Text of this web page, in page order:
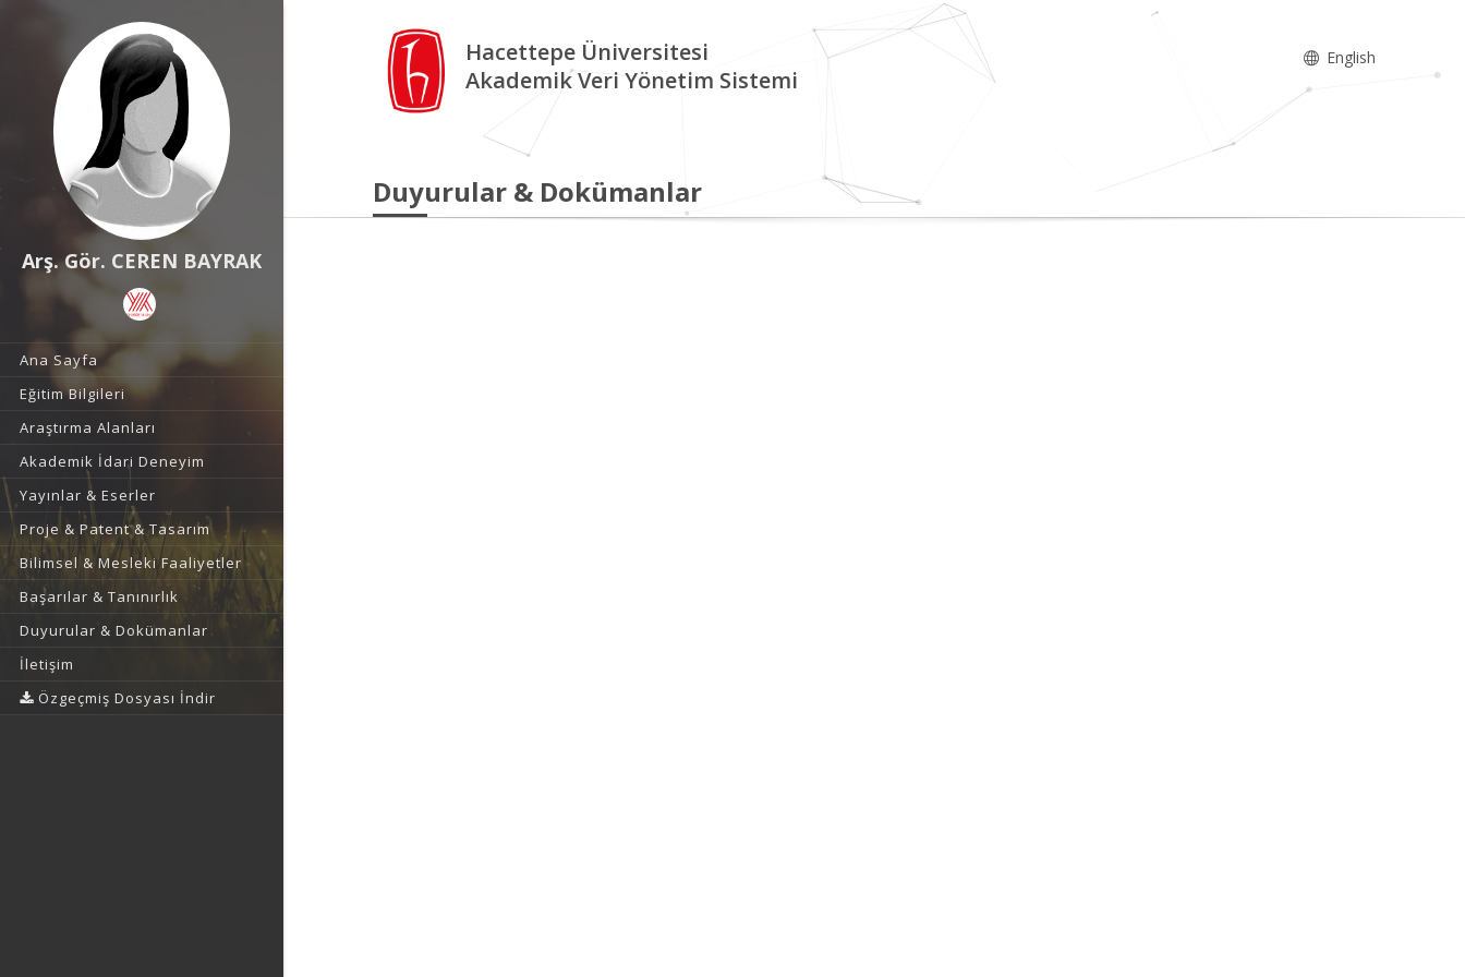
Arş. Gör. CEREN BAYRAK
Ana Sayfa
Eğitim Bilgileri
Araştırma Alanları
Akademik İdari Deneyim
Yayınlar & Eserler
Proje & Patent & Tasarım
Bilimsel & Mesleki Faaliyetler
Başarılar & Tanınırlık
Duyurular & Dokümanlar
İletişim
Özgeçmiş Dosyası İndir
Hacettepe Üniversitesi
Akademik Veri Yönetim Sistemi
English
Duyurular & Dokümanlar